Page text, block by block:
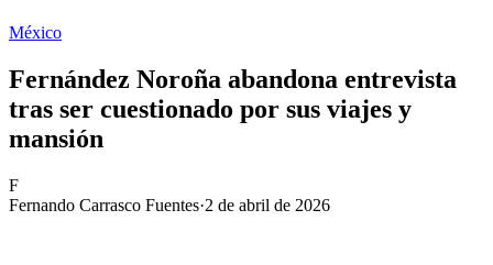
México
Fernández Noroña abandona entrevista
tras ser cuestionado por sus viajes y
mansión
F
Fernando Carrasco Fuentes·2 de abril de 2026